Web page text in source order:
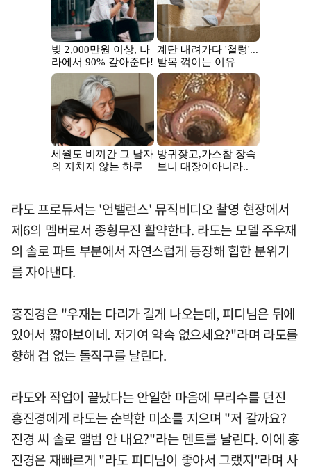
라도 프로듀서는 '언밸런스' 뮤직비디오 촬영 현장에서
제6의 멤버로서 종횡무진 활약한다. 라도는 모델 주우재
의 솔로 파트 부분에서 자연스럽게 등장해 힙한 분위기
를 자아낸다.
홍진경은 "우재는 다리가 길게 나오는데, 피디님은 뒤에
있어서 짧아보이네. 저기여 약속 없으세요?"라며 라도를
향해 겁 없는 돌직구를 날린다.
라도와 작업이 끝났다는 안일한 마음에 무리수를 던진
홍진경에게 라도는 순박한 미소를 지으며 "저 갈까요?
진경 씨 솔로 앨범 안 내요?"라는 멘트를 날린다. 이에 홍
진경은 재빠르게 "라도 피디님이 좋아서 그랬지"라며 사